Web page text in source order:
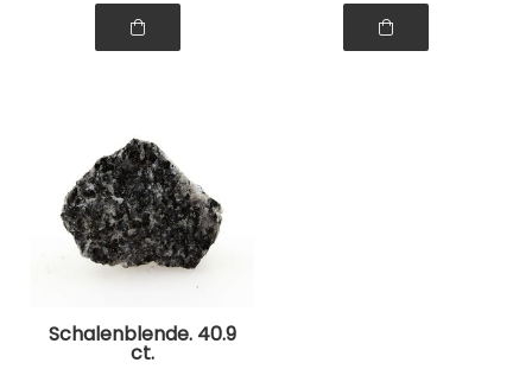
Schalenblende. 40.9
ct.